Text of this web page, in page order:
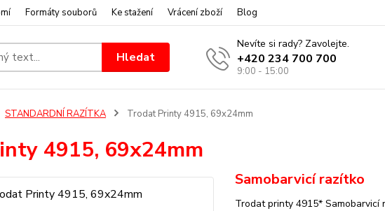
Formáty souborů Ke stažení Vrácení zboží Blog
Hledat
Nevíte si rady? Zavolejte.
+420 234 700 700
9:00 - 15:00
STANDARDNÍ RAZÍTKA Trodat Printy 4915, 69x24mm
4915, 69x24mm
Samobarvicí razítko
Trodat printy 4915*